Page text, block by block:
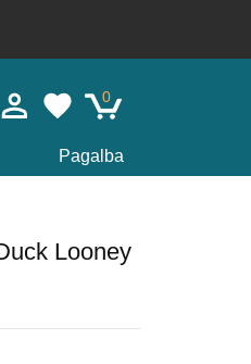
0
Pagalba
Looney